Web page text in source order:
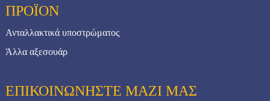
ΠΡΟΪΟΝ
Ανταλλακτικά υποστρώματος
Άλλα αξεσουάρ
ΕΠΙΚΟΙΝΩΝΗΣΤΕ ΜΑΖΙ ΜΑΣ